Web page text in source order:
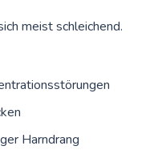
meist schleichend.
Harndrang